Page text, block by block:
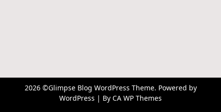
2026 ©Glimpse Blog WordPress Theme. Powered by
WordPress | By CA WP Themes